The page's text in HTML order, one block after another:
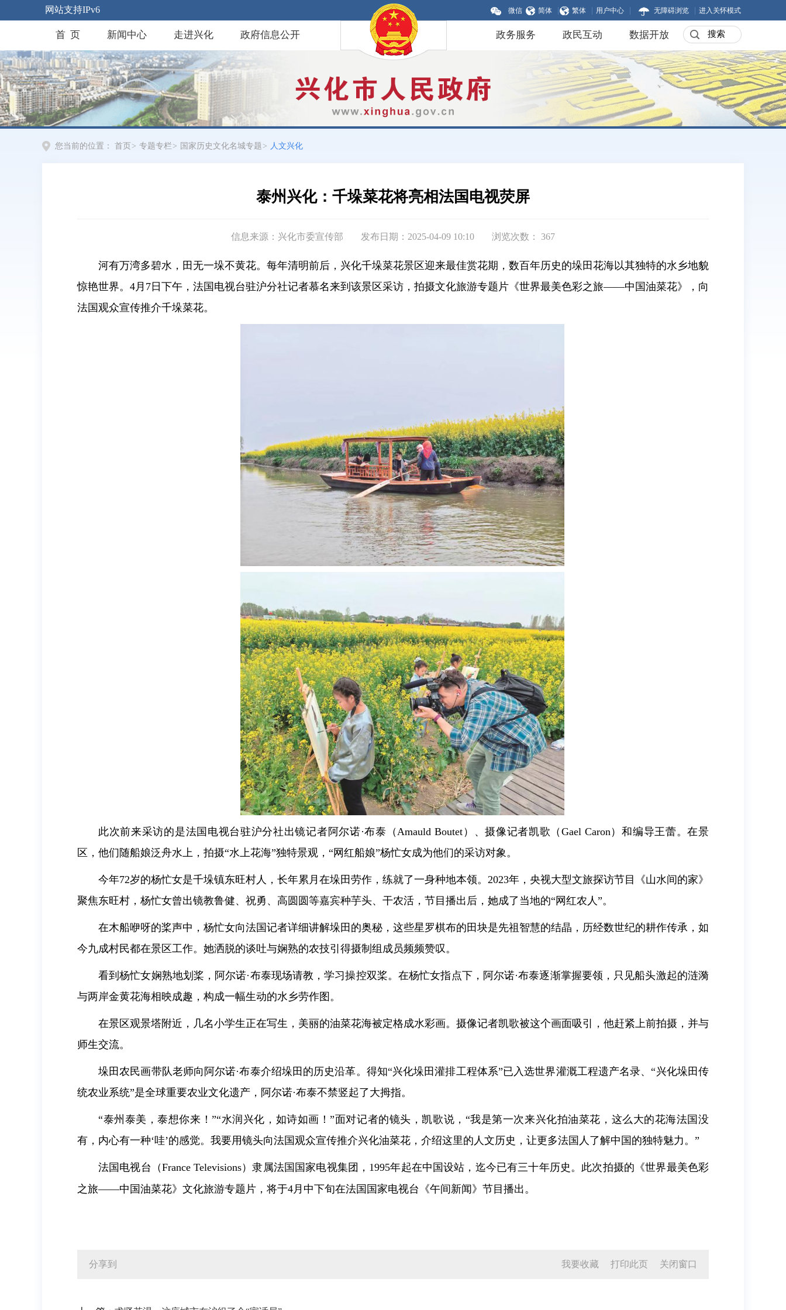
网站支持IPv6 微信 简体 繁体 用户中心 无障碍浏览 进入关怀模式
首 页 新闻中心 走进兴化 政府信息公开 政务服务 政民互动 数据开放
您当前的位置： 首页 > 专题专栏 > 国家历史文化名城专题 > 人文兴化
泰州兴化：千垛菜花将亮相法国电视荧屏
信息来源：兴化市委宣传部 发布日期：2025-04-09 10:10 浏览次数： 367
河有万湾多碧水，田无一垛不黄花。每年清明前后，兴化千垛菜花景区迎来最佳赏花期，数百年历史的垛田花海以其独特的水乡地貌
惊艳世界。4月7日下午，法国电视台驻沪分社记者慕名来到该景区采访，拍摄文化旅游专题片《世界最美色彩之旅——中国油菜花》，向
法国观众宣传推介千垛菜花。
此次前来采访的是法国电视台驻沪分社出镜记者阿尔诺·布泰（Amauld Boutet）、摄像记者凯歌（Gael Caron）和编导王蕾。在景
区，他们随船娘泛舟水上，拍摄“水上花海”独特景观，“网红船娘”杨忙女成为他们的采访对象。
今年72岁的杨忙女是千垛镇东旺村人，长年累月在垛田劳作，练就了一身种地本领。2023年，央视大型文旅探访节目《山水间的家》
聚焦东旺村，杨忙女曾出镜教鲁健、祝勇、高圆圆等嘉宾种芋头、干农活，节目播出后，她成了当地的“网红农人”。
在木船咿呀的桨声中，杨忙女向法国记者详细讲解垛田的奥秘，这些星罗棋布的田块是先祖智慧的结晶，历经数世纪的耕作传承，如
今九成村民都在景区工作。她洒脱的谈吐与娴熟的农技引得摄制组成员频频赞叹。
看到杨忙女娴熟地划桨，阿尔诺·布泰现场请教，学习操控双桨。在杨忙女指点下，阿尔诺·布泰逐渐掌握要领，只见船头激起的涟漪
与两岸金黄花海相映成趣，构成一幅生动的水乡劳作图。
在景区观景塔附近，几名小学生正在写生，美丽的油菜花海被定格成水彩画。摄像记者凯歌被这个画面吸引，他赶紧上前拍摄，并与
师生交流。
垛田农民画带队老师向阿尔诺·布泰介绍垛田的历史沿革。得知“兴化垛田灌排工程体系”已入选世界灌溉工程遗产名录、“兴化垛田传
统农业系统”是全球重要农业文化遗产，阿尔诺·布泰不禁竖起了大拇指。
“泰州泰美，泰想你来！”“水润兴化，如诗如画！”面对记者的镜头，凯歌说，“我是第一次来兴化拍油菜花，这么大的花海法国没
有，内心有一种‘哇’的感觉。我要用镜头向法国观众宣传推介兴化油菜花，介绍这里的人文历史，让更多法国人了解中国的独特魅力。”
法国电视台（France Televisions）隶属法国国家电视集团，1995年起在中国设站，迄今已有三十年历史。此次拍摄的《世界最美色彩
之旅——中国油菜花》文化旅游专题片，将于4月中下旬在法国国家电视台《午间新闻》节目播出。
分享到 我要收藏 打印此页 关闭窗口